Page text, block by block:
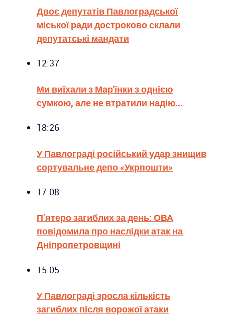
Двоє депутатів Павлоградської
міської ради достроково склали
депутатські мандати
12:37
Ми виїхали з Мар'їнки з однією
сумкою, але не втратили надію...
18:26
У Павлограді російський удар знищив
сортувальне депо «Укрпошти»
17:08
П’ятеро загиблих за день: ОВА
повідомила про наслідки атак на
Дніпропетровщині
15:05
У Павлограді зросла кількість
загиблих після ворожої атаки